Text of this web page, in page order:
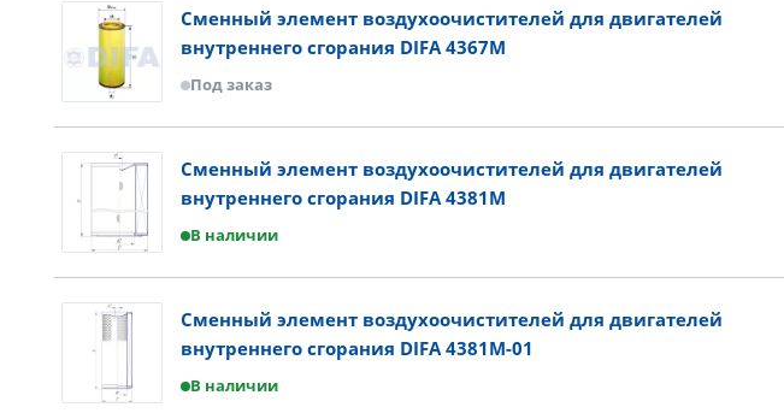
Сменный элемент воздухоочистителей для двигателей
внутреннего сгорания DIFA 4367M
Под заказ
Сменный элемент воздухоочистителей для двигателей
внутреннего сгорания DIFA 4381M
В наличии
Сменный элемент воздухоочистителей для двигателей
внутреннего сгорания DIFA 4381M-01
В наличии